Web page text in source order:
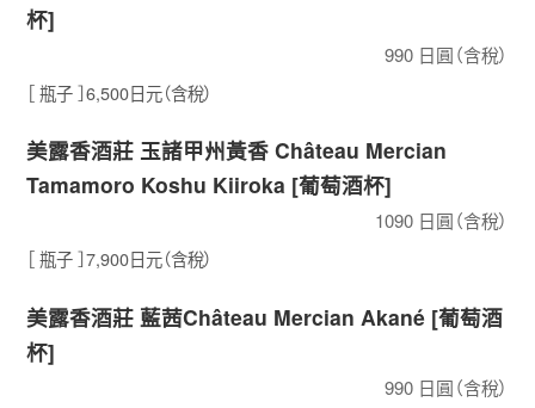
杯]
990 日圓（含稅）
［ 瓶子 ］6,500日元（含稅）
美露香酒莊 玉諸甲州黃香 Château Mercian
Tamamoro Koshu Kiiroka [葡萄酒杯]
1090 日圓（含稅）
［ 瓶子 ］7,900日元（含稅）
美露香酒莊 藍茜Château Mercian Akané [葡萄酒
杯]
990 日圓（含稅）